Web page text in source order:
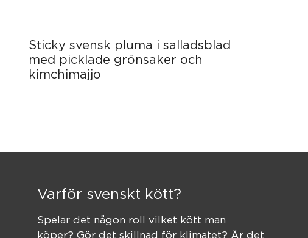
Sticky svensk pluma i salladsblad
med picklade grönsaker och
kimchimajjo
Varför svenskt kött?
Spelar det någon roll vilket kött man
köper? Gör det skillnad för klimatet? Är det